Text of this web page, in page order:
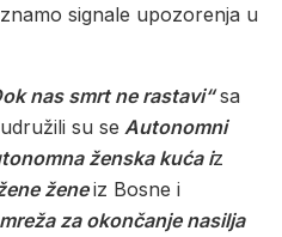
signale upozorenja u
nas smrt ne rastavi“sa
su se Autonomni
ženska kuća iz
ženeiz Bosne i
za okončanje nasilja